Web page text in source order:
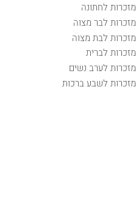
מזכרות לחתונה
מזכרות לבר מצוה
מזכרות לבת מצוה
מזכרות לברית
מזכרות לערב נשים
מזכרות לשבע ברכות